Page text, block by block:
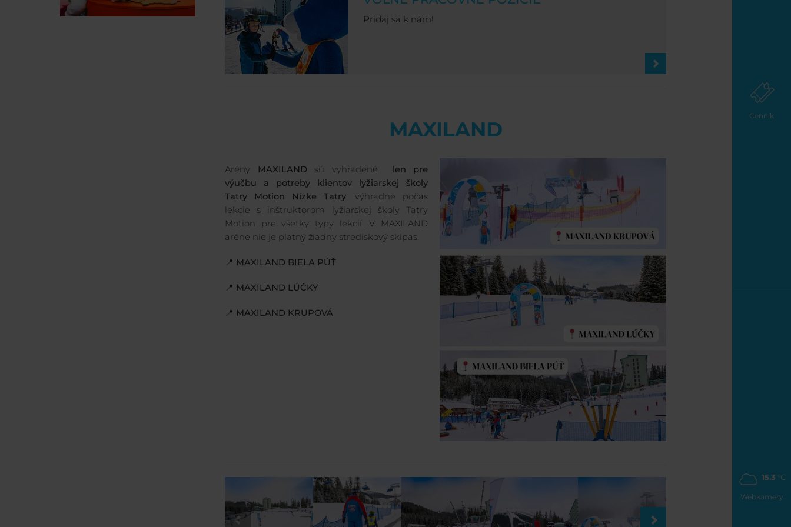
Cenník
15.3 °C
Webkamery
Pridaj sa k nám!
MAXILAND
Arény MAXILAND sú vyhradené
len pre
výučbu a potreby klientov
lyžiarskej školy
Tatry Motion Nízke Tatry, výhradne počas
lekcie s inštruktorom lyžiarskej školy Tatry
Motion pre všetky typy lekcií. V MAXILAND
aréne nie je platný žiadny strediskový skipas.
📍 MAXILAND BIELA PÚŤ
📍 MAXILAND LÚČKY
📍 MAXILAND KRUPOVÁ